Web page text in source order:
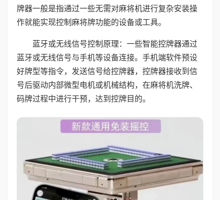
牌器一般是指通过一些无需对麻将机进行复杂安装操
作就能实现控制麻将牌功能的设备或工具。
蓝牙或无线信号控制原理：一些智能控牌器通过
蓝牙或无线信号与手机等设备连接。手机端软件预设
好牌型等指令，发送信号给控牌器，控牌器接收到信
号后驱动内部微型电机或机械结构，在麻将机洗牌、
码牌过程中进行干预，达到控牌目的。